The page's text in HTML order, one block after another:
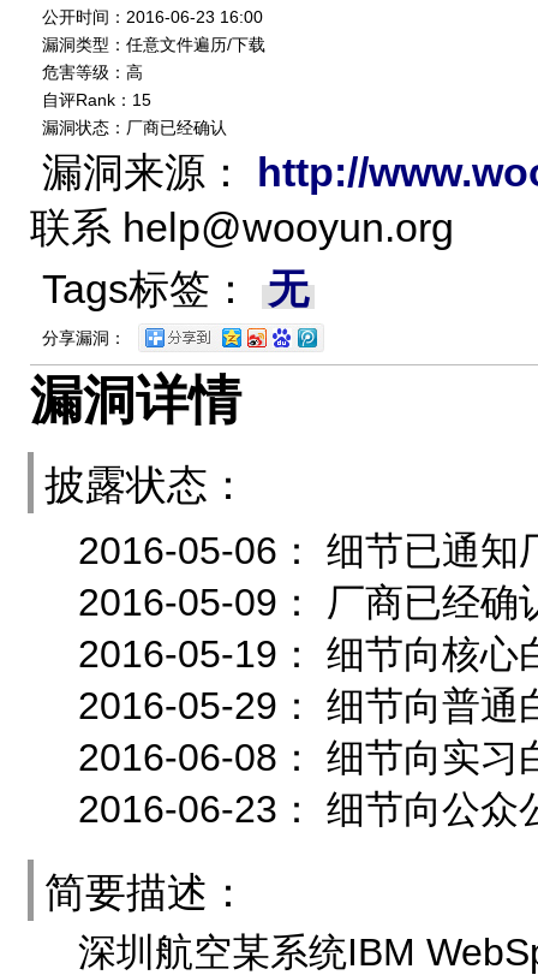
公开时间：2016-06-23 16:00
漏洞类型：任意文件遍历/下载
危害等级：高
自评Rank：15
漏洞状态：厂商已经确认
漏洞来源： http://
联系 help@wooyun.org
Tags标签：
无
分享漏洞：
漏洞详情
披露状态：
2016-05-06： 细节已通知
2016-05-09： 厂商已经确
2016-05-19： 细节向核心
2016-05-29： 细节向普通
2016-06-08： 细节向实习
2016-06-23： 细节向公众
简要描述：
深圳航空某系统IBM